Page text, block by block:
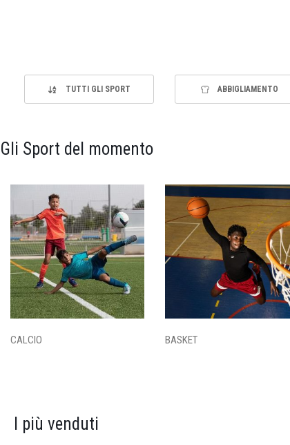
TUTTI GLI SPORT ABBIGLIAMENTO
Gli Sport del momento
CALCIO BASKET
I più venduti